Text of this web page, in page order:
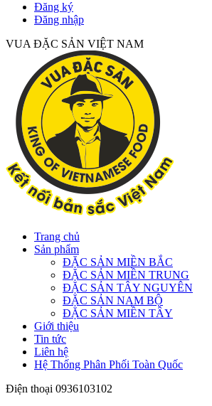
Đăng ký
Đăng nhập
VUA ĐẶC SẢN VIỆT NAM
Trang chủ
Sản phẩm
ĐẶC SẢN MIỀN BẮC
ĐẶC SẢN MIỀN TRUNG
ĐẶC SẢN TÂY NGUYÊN
ĐẶC SẢN NAM BỘ
ĐẶC SẢN MIỀN TÂY
Giới thiệu
Tin tức
Liên hệ
Hệ Thống Phân Phối Toàn Quốc
Điện thoại 0936103102